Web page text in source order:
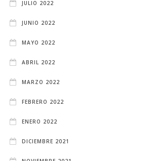
JULIO 2022
JUNIO 2022
MAYO 2022
ABRIL 2022
MARZO 2022
FEBRERO 2022
ENERO 2022
DICIEMBRE 2021